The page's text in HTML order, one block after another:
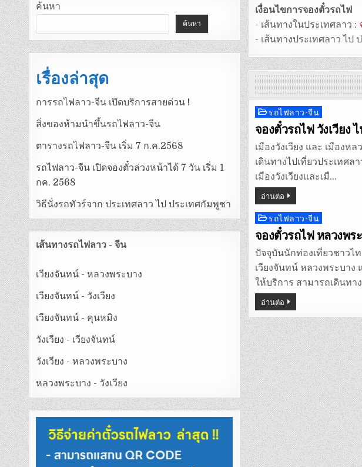
เงื่อนไขการจองตั๋วรถไฟ
- เส้นทางในประเทศลาว :
- เส้นทางประเทศลาว ไป
Posted
in
รถไฟลาว-จีน
จองตั๋วรถไฟ วังเวียง
เมืองวังเวียง และ เมืองห
เดินทางไปเที่ยวประเทศล
เมืองวังเวียงและเมื…
อ่านต่อ
Posted
in
รถไฟลาว-จีน
จองตั๋วรถไฟ หลวงพร
ปัจจุบันนักท่องเที่ยวชาวไ
เวียงจันทน์ หลวงพระบาง
ให้บริการ สามารถเดินทา
อ่านต่อ
ค้นหา
ค้นหา
เรื่องล่าสุด
การรถไฟลาว-จีน เปิดบริการสายด่วน !
สิ่งของห้ามนำขึ้นรถไฟลาว-จีน
ตารางรถไฟลาว-จีน เริ่ม 7 ก.ค.2568
รถไฟลาว-จีน เปิดจองตั๋วล่วงหน้าได้ 7 วัน เริ่ม 1
กค. 2568
วิธีนั่งรถทัวร์จาก ประเทศลาว ไป ประเทศกัมพูชา
เส้นทางรถไฟลาว - จีน
เวียงจันทน์ - หลวงพระบาง
เวียงจันทน์ - วังเวียง
เวียงจันทน์ - คุนหมิง
วังเวียง - เวียงจันทน์
วังเวียง - หลวงพระบาง
หลวงพระบาง - วังเวียง